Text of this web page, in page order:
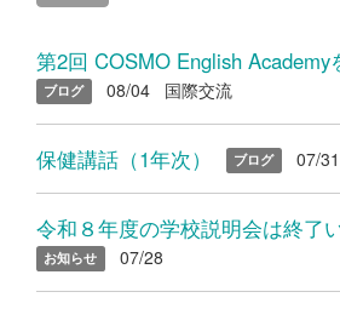
第2回 COSMO English Academy
ブログ 08/04 国際交流
保健講話（1年次） ブログ 07/31
お知らせ 07/28